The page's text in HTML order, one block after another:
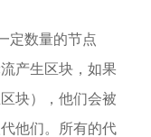
定数量的节点
产生区块，如果
块），他们会被
他们。所有的代